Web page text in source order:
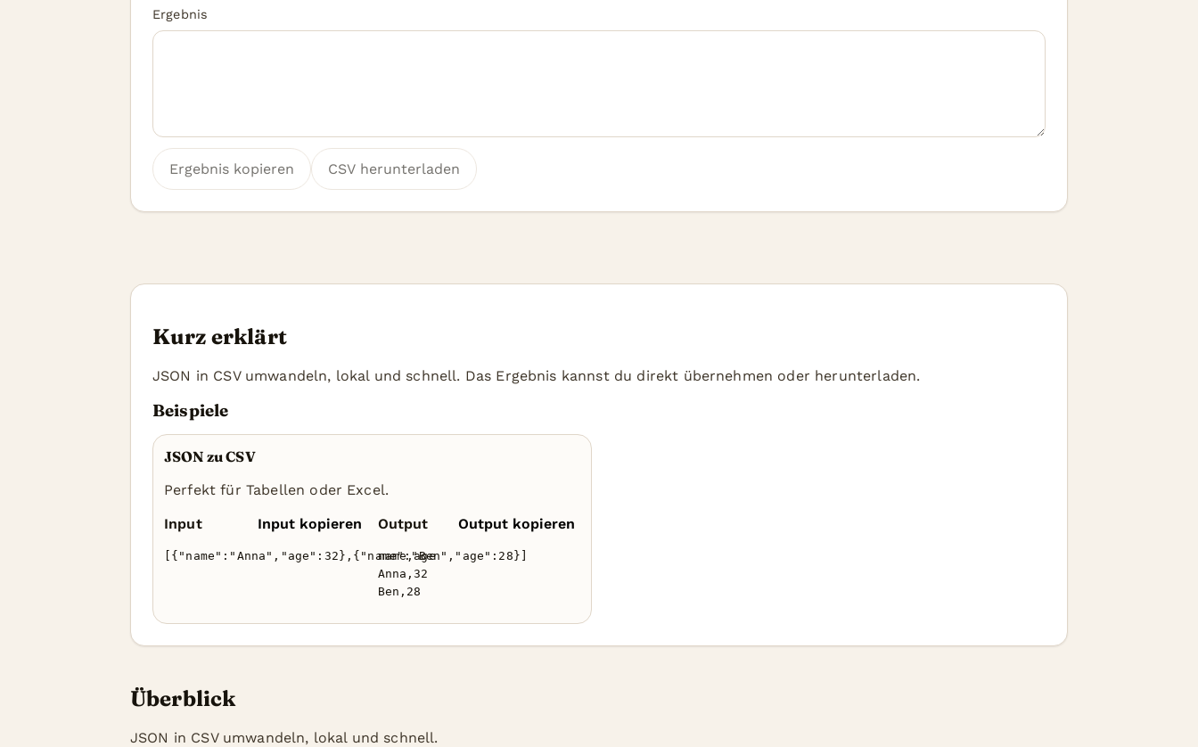
Ergebnis
Ergebnis kopieren CSV herunterladen
Kurz erklärt
JSON in CSV umwandeln, lokal und schnell. Das Ergebnis kannst du direkt übernehmen oder herunterladen.
Beispiele
JSON zu CSV
Perfekt für Tabellen oder Excel.
Input
Input kopieren
[{"name":"Anna","age":32},{"name":"Ben","age":28}]
Output Output kopieren
name,age
Anna,32
Ben,28
Überblick
JSON in CSV umwandeln, lokal und schnell.